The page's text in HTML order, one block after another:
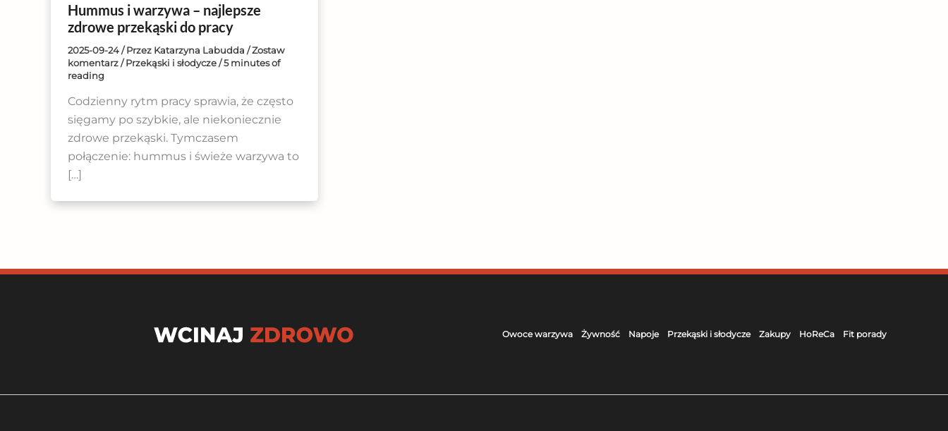
Hummus i warzywa – najlepsze
zdrowe przekąski do pracy
2025-09-24/ Przez Katarzyna Labudda /Zostaw
komentarz/Przekąski i słodycze/5 minutes of
reading
Codzienny rytm pracy sprawia, że często
sięgamy po szybkie, ale niekoniecznie
zdrowe przekąski. Tymczasem
połączenie: hummus i świeże warzywa to
[…]
Owoce warzywa Żywność Napoje Przekąski i słodycze Zakupy HoReCa Fit porady